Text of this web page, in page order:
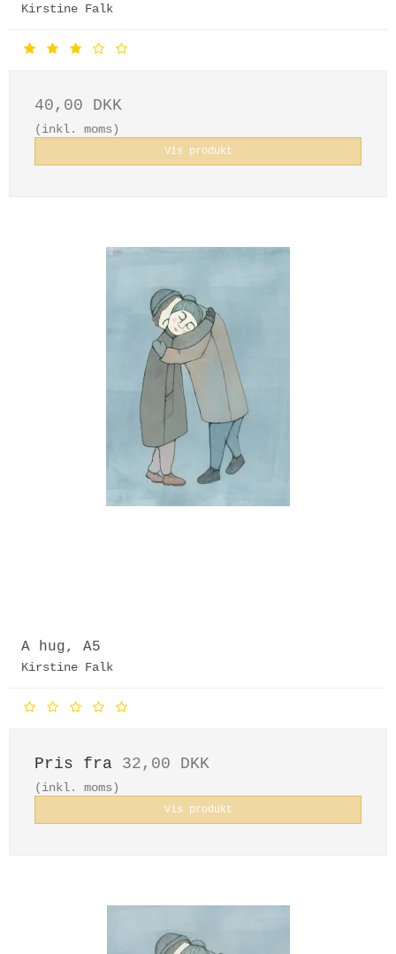
Kirstine Falk
40,00 DKK
(inkl. moms)
Vis produkt
A hug, A5
Kirstine Falk
Pris fra 32,00 DKK
(inkl. moms)
Vis produkt